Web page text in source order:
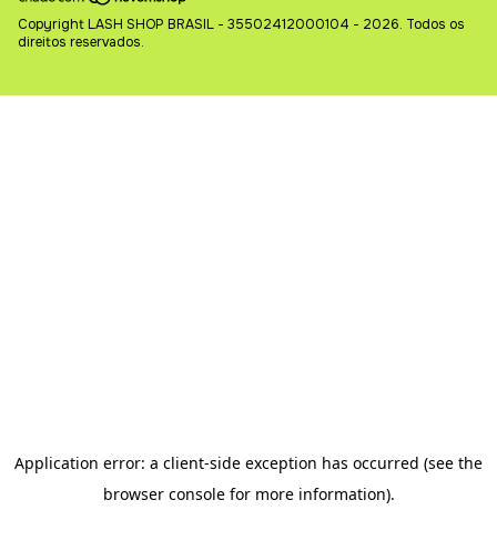
Copyright LASH SHOP BRASIL - 35502412000104 - 2026. Todos os
direitos reservados.